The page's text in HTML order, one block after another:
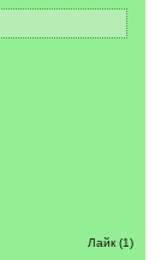
Лайк (1)